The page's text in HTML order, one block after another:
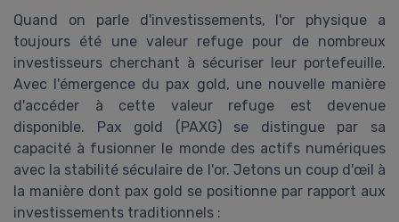
Quand on parle d'investissements, l'or physique a
toujours été une valeur refuge pour de nombreux
investisseurs cherchant à sécuriser leur portefeuille.
Avec l'émergence du pax gold, une nouvelle manière
d'accéder à cette valeur refuge est devenue
disponible. Pax gold (PAXG) se distingue par sa
capacité à fusionner le monde des actifs numériques
avec la stabilité séculaire de l'or. Jetons un coup d'œil à
la manière dont pax gold se positionne par rapport aux
investissements traditionnels :